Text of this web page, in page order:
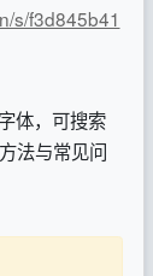
s/f3d845b41
体，可搜索
法与常见问